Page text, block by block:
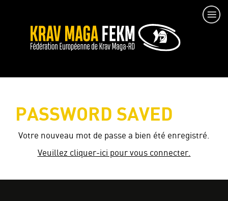
PASSWORD SAVED
Votre nouveau mot de passe a bien été enregistré.
Veuillez cliquer-ici pour vous connecter.